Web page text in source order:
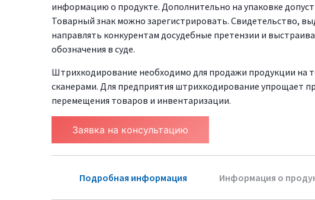
информацию о продукте. Дополнительно на упаковке
Товарный знак можно зарегистрировать. Свидетельство,
направлять конкурентам досудебные претензии и
обозначения в суде.
Штрихкодирование необходимо для продажи продукции на
сканерами. Для предприятия штрихкодирование упрощает
перемещения товаров и инвентаризации.
Заявка на консультацию
Подробная информация Информация о